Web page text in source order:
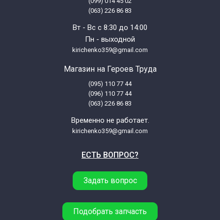
LG VK89101HQ.ABLQCIS
LG VK89105HQ.APTQCIS
LG VK89106HU.ADTQCIS
LG VK89181N.ATVQCIS
LG VK89182NU.ASUQCIS
LG VK89183N.ALNQCIS
(063) 226 86 83
Вт - Вс с 8:30 до 14:00
Пн - выходной
kirichenko359@gmail.com
Магазин на Героев Труда
(095) 110 77 44
(096) 110 77 44
(063) 226 86 83
Временно не работает.
kirichenko359@gmail.com
ЕСТЬ ВОПРОС?
Задать вопрос
Подобрать запчасть